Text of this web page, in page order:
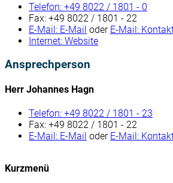
Telefon: +49 8022 / 1801 - 0
Fax: +49 8022 / 1801 - 22
E-Mail: E-Mail oder E-Mail:
Internet: Website
Ansprechperson
Herr Johannes Hagn
Telefon: +49 8022 / 1801 - 23
Fax: +49 8022 / 1801 - 22
E-Mail: E-Mail oder E-Mail:
Kurzmenü